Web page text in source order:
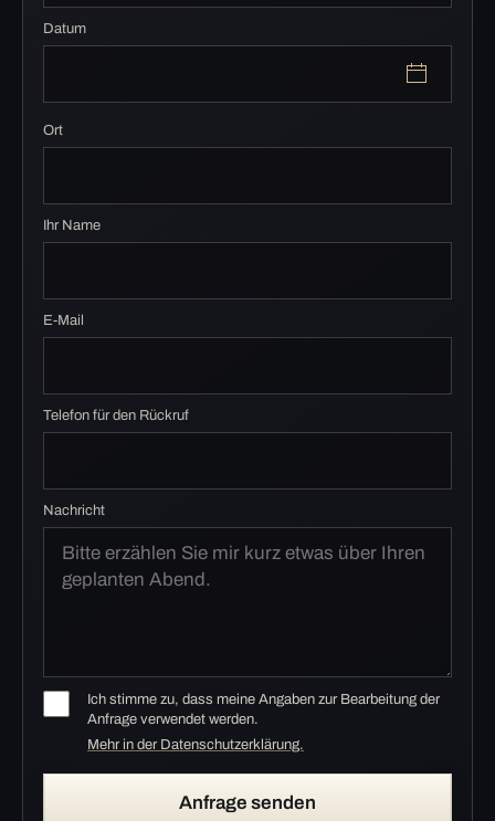
Datum
Ort
Ihr Name
E-Mail
Telefon für den Rückruf
Nachricht
Ich stimme zu, dass meine Angaben zur Bearbeitung der
Anfrage verwendet werden.
Mehr in der Datenschutzerklärung.
Anfrage senden